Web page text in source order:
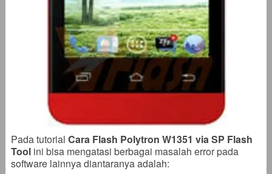
Pada tutorial Cara Flash Polytron W1351 via SP Flash
Toolini bisa mengatasi berbagai masalah error pada
software lainnya diantaranya adalah: